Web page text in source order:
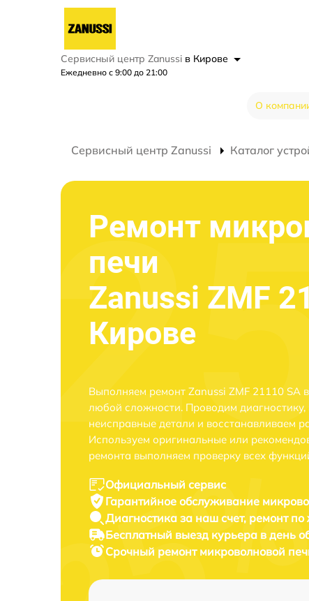
Сервисный центр Zanussi в Кирове
Ежедневно с 9:00 до 21:00
О
Сервисный центр Zanussi Каталог
Ремонт
печи
Zanussi ZMF
Кирове
Выполняем ремонт Zanussi ZMF 21110 SA
любой сложности. Проводим
неисправные детали и восстанавливаем
Используем оригинальные или
ремонта выполняем проверку всех
Официальный сервис
Гарантийное обслуживание
Диагностика за наш счет, ремонт
Бесплатный выезд курьера в день
Срочный ремонт микроволновой